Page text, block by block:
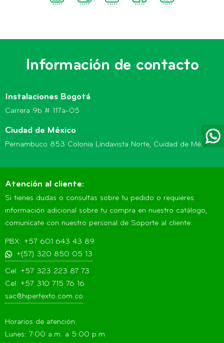
Información de contacto
Instalaciones Bogotá
Carrera 9b # 117a-05
Ciudad de México
Pernambuco 853 Colonia Lindavista Norte, Cuidad de México
Atención al cliente:
Si tienes dudas o consultas sobre tu pedido o requieres
información adicional sobre tu compra en nuestro catálogo,
comunícate con nuestro personal de Soporte al cliente:
PBX: +57 601 643 43 89
+(57) 320 850 05 13
Cel: +57 323 223 87 73
Cel: +57 310 715 76 16
sac@hipertexto.com.co
Horarios de atención:
Lunes: 7:00 a.m. a 5:00 p.m